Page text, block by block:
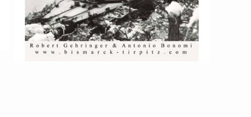
inkl. 7% MwSt.
versandfrei
59,95